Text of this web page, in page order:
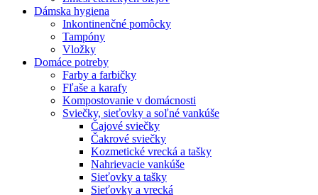
Dámska hygiena
Inkontinenčné pomôcky
Tampóny
Vložky
Domáce potreby
Farby a farbičky
Fľaše a karafy
Kompostovanie v domácnosti
Sviečky, sieťovky a soľné vankúše
Čajové sviečky
Čakrové sviečky
Kozmetické vrecká a tašky
Nahrievacie vankúše
Sieťovky a tašky
Sieťovky a vrecká